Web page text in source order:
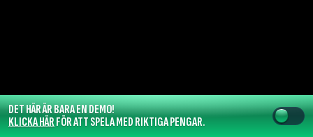
DET HÄR ÄR BARA EN DEMO!
KLICKA HÄRFÖR ATT SPELA MED RIKTIGA PENGAR.